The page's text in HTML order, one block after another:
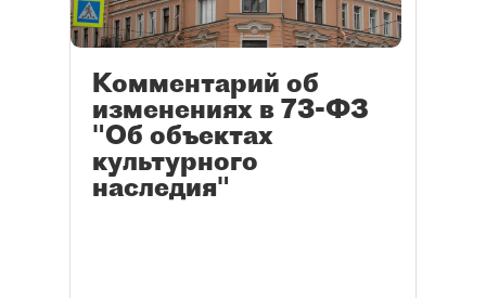
Комментарий об
изменениях в 73-ФЗ
"Об объектах
культурного
наследия"